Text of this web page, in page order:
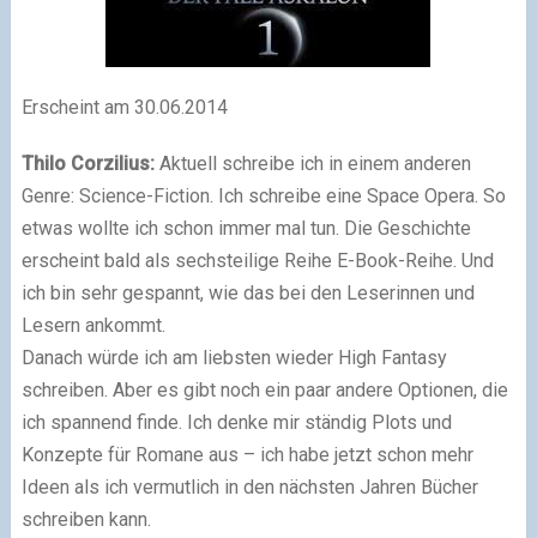
Erscheint am 30.06.2014
Thilo Corzilius:Aktuell schreibe ich in einem anderen
Genre: Science-Fiction. Ich schreibe eine Space Opera. So
etwas wollte ich schon immer mal tun. Die Geschichte
erscheint bald als sechsteilige Reihe E-Book-Reihe. Und
ich bin sehr gespannt, wie das bei den Leserinnen und
Lesern ankommt.
Danach würde ich am liebsten wieder High Fantasy
schreiben. Aber es gibt noch ein paar andere Optionen, die
ich spannend finde. Ich denke mir ständig Plots und
Konzepte für Romane aus – ich habe jetzt schon mehr
Ideen als ich vermutlich in den nächsten Jahren Bücher
schreiben kann.